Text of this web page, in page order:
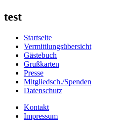
test
Startseite
Vermittlungsübersicht
Gästebuch
Grußkarten
Presse
Mitgliedsch./Spenden
Datenschutz
Kontakt
Impressum